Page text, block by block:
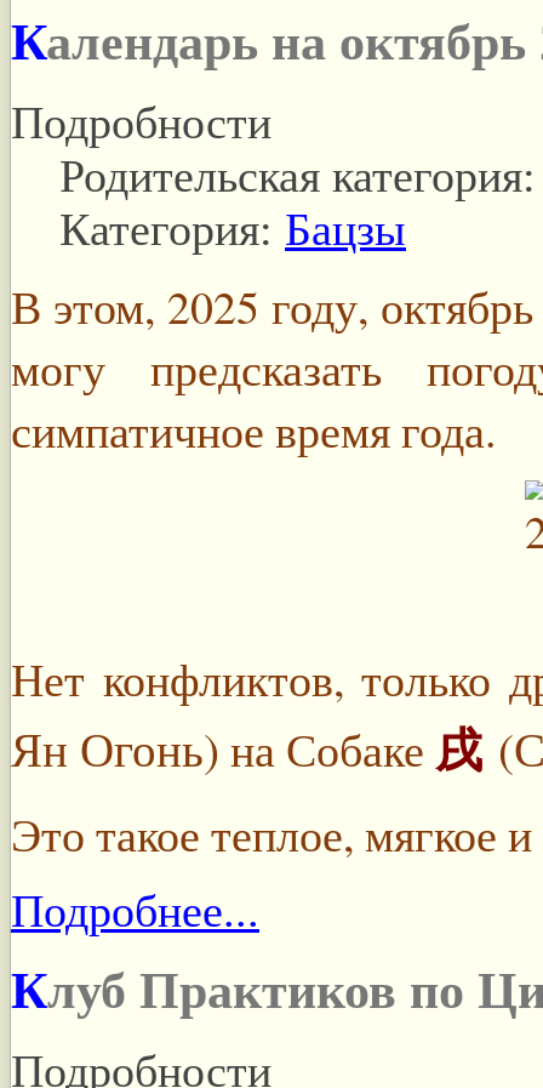
Календарь на октябрь
Подробности
Родительская
Категория: Бацзы
В этом, 2025 году,
могу предсказать
симпатичное время года.
Нет конфликтов, только
Ян Огонь)на Собаке 戌
Это такое теплое, мягкое
Подробнее...
Клуб Практиков по
Подробности